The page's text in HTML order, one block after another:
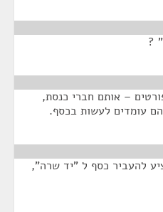
?
– אותם חברי כנסת,
עומדים לעשות בכסף.
להעביר כסף ל "יד שרה",